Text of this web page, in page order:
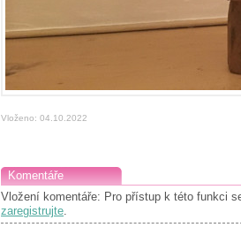
Vloženo: 04.10.2022
Komentáře
Vložení komentáře: Pro přístup k této funkci
zaregistrujte.